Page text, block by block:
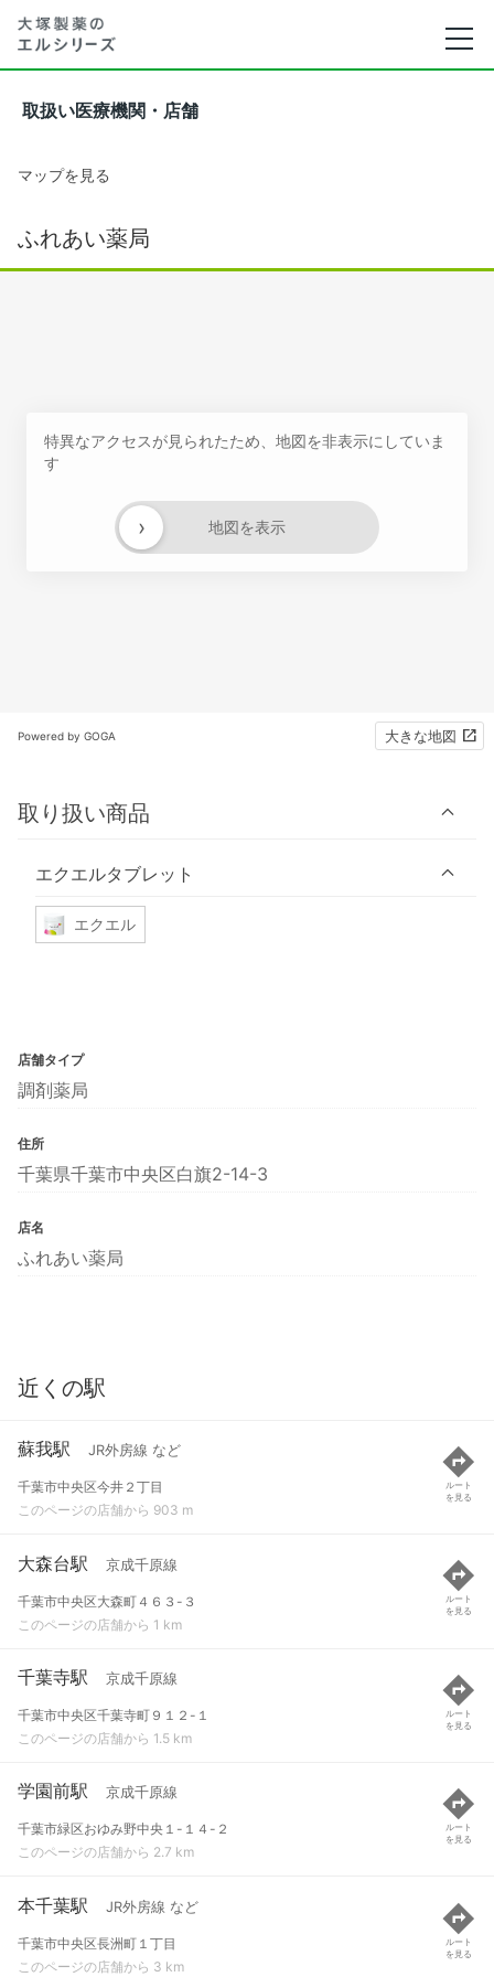
取扱い医療機関・店舗
マップを見る
ふれあい薬局
特異なアクセスが見られたため、地図を非表示にしていま
す
地図を表示
›
Powered by GOGA 大きな地図
取り扱い商品
エクエルタブレット
エクエル
店舗タイプ
調剤薬局
住所
千葉県千葉市中央区白旗2-14-3
店名
ふれあい薬局
近くの駅
蘇我駅 JR外房線 など
千葉市中央区今井２丁目
このページの店舗から 903 m
ルート
を見る
大森台駅 京成千原線
千葉市中央区大森町４６３-３
このページの店舗から 1 km
ルート
を見る
千葉寺駅 京成千原線
千葉市中央区千葉寺町９１２-１
このページの店舗から 1.5 km
ルート
を見る
学園前駅 京成千原線
千葉市緑区おゆみ野中央１-１４-２
このページの店舗から 2.7 km
ルート
を見る
本千葉駅 JR外房線 など
千葉市中央区長洲町１丁目
このページの店舗から 3 km
ルート
を見る